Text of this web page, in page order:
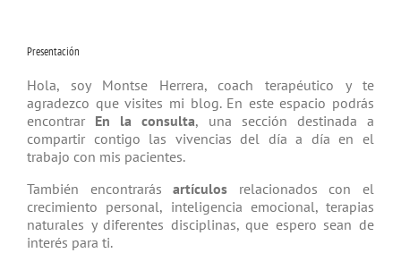
Presentación
Hola, soy Montse Herrera, coach tera­péutico y te
agradezco que visites mi blog. En este espacio podrás
encontrar En la consulta, una sección destinada a
compartir contigo las vivencias del día a día en el
trabajo con mis pacientes.
También encontrarásartículos relacio­nados con el
crecimiento personal, inteligencia emocional, terapias
natu­rales y diferentes disciplinas, que espero sean de
interés para ti.